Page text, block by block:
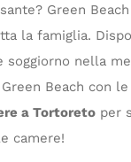
Green
la famiglia.
nella
Beach con
a Tortoreto per
camere!